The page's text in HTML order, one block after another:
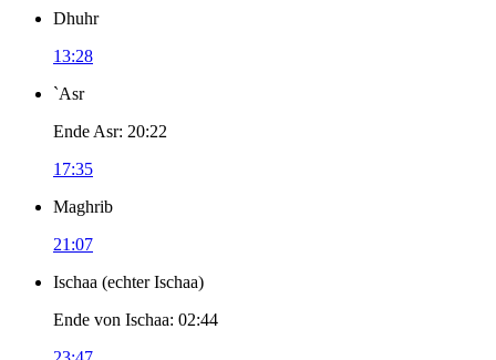
Dhuhr
13:28
`Asr
Ende Asr: 20:22
17:35
Maghrib
21:07
Ischaa (echter Ischaa)
Ende von Ischaa: 02:44